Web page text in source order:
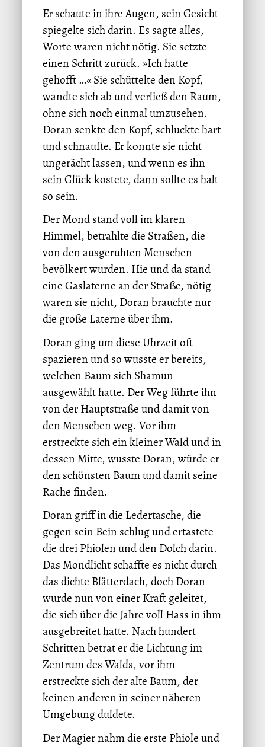
Er schaute in ihre Augen, sein Gesicht
spiegelte sich darin. Es sagte alles,
Worte waren nicht nötig. Sie setzte
einen Schritt zurück. »Ich hatte
gehofft …« Sie schüttelte den Kopf,
wandte sich ab und verließ den Raum,
ohne sich noch einmal umzusehen.
Doran senkte den Kopf, schluckte hart
und schnaufte. Er konnte sie nicht
ungerächt lassen, und wenn es ihn
sein Glück kostete, dann sollte es halt
so sein.
Der Mond stand voll im klaren
Himmel, betrahlte die Straßen, die
von den ausgeruhten Menschen
bevölkert wurden. Hie und da stand
eine Gaslaterne an der Straße, nötig
waren sie nicht, Doran brauchte nur
die große Laterne über ihm.
Doran ging um diese Uhrzeit oft
spazieren und so wusste er bereits,
welchen Baum sich Shamun
ausgewählt hatte. Der Weg führte ihn
von der Hauptstraße und damit von
den Menschen weg. Vor ihm
erstreckte sich ein kleiner Wald und in
dessen Mitte, wusste Doran, würde er
den schönsten Baum und damit seine
Rache finden.
Doran griff in die Ledertasche, die
gegen sein Bein schlug und ertastete
die drei Phiolen und den Dolch darin.
Das Mondlicht schaffte es nicht durch
das dichte Blätterdach, doch Doran
wurde nun von einer Kraft geleitet,
die sich über die Jahre voll Hass in ihm
ausgebreitet hatte. Nach hundert
Schritten betrat er die Lichtung im
Zentrum des Walds, vor ihm
erstreckte sich der alte Baum, der
keinen anderen in seiner näheren
Umgebung duldete.
Der Magier nahm die erste Phiole und